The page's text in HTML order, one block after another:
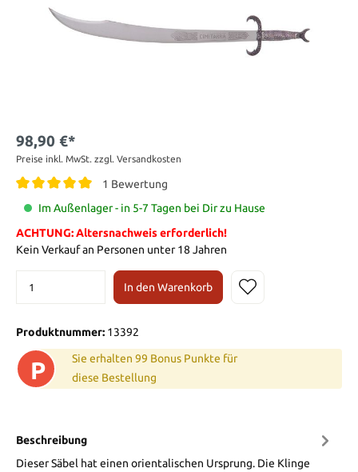
98,90 €*
Preise inkl. MwSt. zzgl. Versandkosten
1 Bewertung
Im Außenlager - in 5-7 Tagen bei Dir zu Hause
ACHTUNG: Altersnachweis erforderlich!
Kein Verkauf an Personen unter 18 Jahren
In den Warenkorb
Produktnummer: 13392
P
Sie erhalten 99 Bonus Punkte für
diese Bestellung
Beschreibung
Dieser Säbel hat einen orientalischen Ursprung. Die Klinge